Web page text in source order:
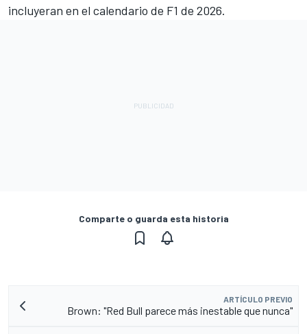
incluyeran en el calendario de F1 de 2026.
Comparte o guarda esta historia
ARTÍCULO PREVIO
Brown: "Red Bull parece más inestable que nunca"